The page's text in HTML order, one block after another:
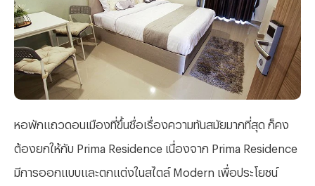
หอพักแถวดอนเมืองที่ขึ้นชื่อเรื่องความทันสมัยมากที่สุด ก็คง
ต้องยกให้กับ Prima Residence เนื่องจาก Prima Residence
มีการออกแบบและตกแต่งในสไตล์ Modern เพื่อประโยชน์